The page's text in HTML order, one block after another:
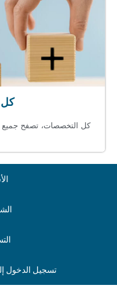
كل التخصصات، تصفح
تسجيل الدخول